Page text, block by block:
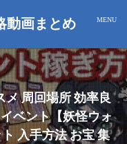
動画まとめ
メ 周回場所 効率良
ベント【妖怪ウォ
入手方法 お宝 集